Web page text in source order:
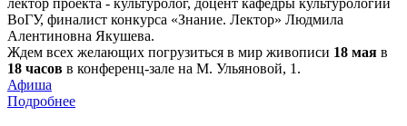
ВоГУ, финалист конкурса «Знание. Лектор» Людмила
Алентиновна Якушева.
Ждем всех желающих погрузиться в мир живописи 18 мая в
18 часов в конференц-зале на М. Ульяновой, 1.
Афиша
Подробнее